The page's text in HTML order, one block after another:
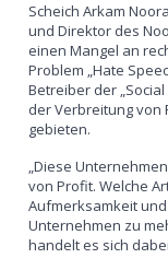
Scheich Arkam
und Direktor des
einen Mangel an
Problem „Hate
Betreiber der
der Verbreitung von
gebieten.
„Diese
von Profit. Welche
Aufmerksamkeit
Unternehmen zu
handelt es sich